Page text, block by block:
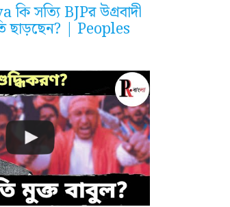
সত্যি BJPর উগ্রবাদী
ছাড়ছেন? | Peoples